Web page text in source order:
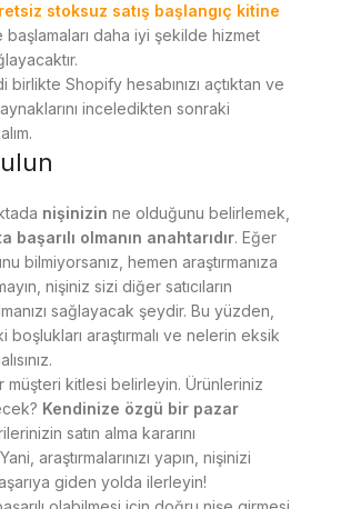
stoksuz satış başlangıç ​​kitine
daha iyi şekilde hizmet
birlikte Shopify hesabınızı açtıktan ve
inceledikten sonraki
nişinizin ne olduğunu belirlemek,
başarılı olmanın anahtarıdır. Eğer
bilmiyorsanız, hemen araştırmanıza
nişiniz sizi diğer satıcıların
sağlayacak şeydir. Bu yüzden,
araştırmalı ve nelerin eksik
müşteri kitlesi belirleyin. Ürünleriniz
Kendinize özgü bir pazar
satın alma kararını
araştırmalarınızı yapın, nişinizi
giden yolda ilerleyin!